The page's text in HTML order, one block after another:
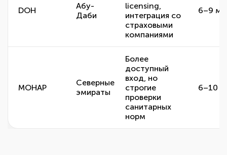
DOH
Абу-
Даби
licensing,
интеграция со
страховыми
компаниями
6–9
MOHAP
Северные
эмираты
Более
доступный
вход, но
строгие
проверки
санитарных
норм
6–10